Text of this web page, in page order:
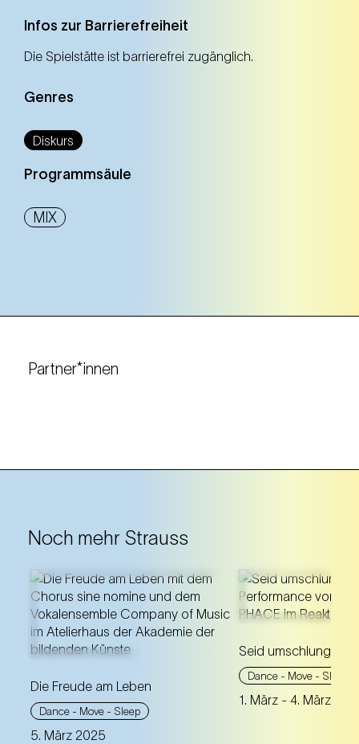
Infos zur Barrierefreiheit
Die Spielstätte ist barrierefrei zugänglich.
Genres
Diskurs
Programmsäule
MIX
Partner*innen
Noch mehr Strauss
Die Freude am Leben
Dance - Move - Sleep
5. März 2025
Eine dreistöckige
Klanglandschaft, in der
auf die zeitlosen Klänge von
Johann Strauss trifft.
Seid umschlungen,
Dance - Move - Sleep
1. März - 4. März
verschmelzen
elektronische
einem
Tanzerlebnis!